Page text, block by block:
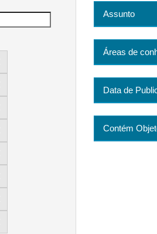
Assunto
Áreas de
Data de
Contém